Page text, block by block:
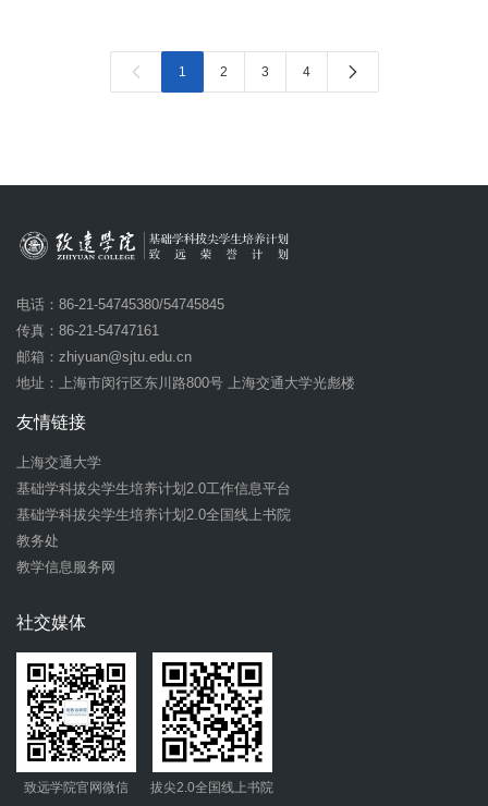
 1 2 3 4 
电话：86-21-54745380/54745845
传真：86-21-54747161
邮箱： zhiyuan@sjtu.edu.cn
地址：上海市闵行区东川路800号 上海交通大学光彪楼
友情链接
上海交通大学
基础学科拔尖学生培养计划2.0工作信息平台
基础学科拔尖学生培养计划2.0全国线上书院
教务处
教学信息服务网
社交媒体
致远学院官网微信 拔尖2.0全国线上书院